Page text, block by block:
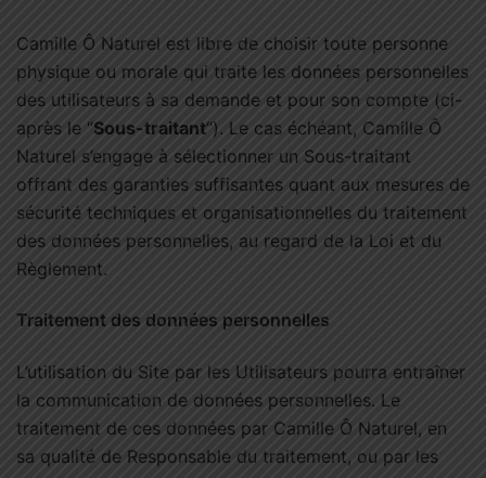
Camille Ô Naturel est libre de choisir toute personne
physique ou morale qui traite les données personnelles
des utilisateurs à sa demande et pour son compte (ci-
après le “Sous-traitant“). Le cas échéant, Camille Ô
Naturel s’engage à sélectionner un Sous-traitant
offrant des garanties suffisantes quant aux mesures de
sécurité techniques et organisationnelles du traitement
des données personnelles, au regard de la Loi et du
Règlement.
Traitement des données personnelles
L’utilisation du Site par les Utilisateurs pourra entraîner
la communication de données personnelles. Le
traitement de ces données par Camille Ô Naturel, en
sa qualité de Responsable du traitement, ou par les